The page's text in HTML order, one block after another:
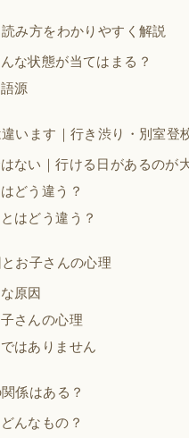
み方をわかりやすく解説
な状態が当てはまる？
源
います｜行き渋り・別室登
ない｜行ける日があるのが
どう違う？
はどう違う？
お子さんの心理
原因
さんの心理
はありません
係はある？
んなもの？